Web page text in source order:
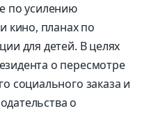
по усилению
кино, планах по
для детей. В целях
о пересмотре
социального заказа и
о